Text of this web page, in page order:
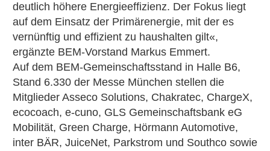
deutlich höhere Energieeffizienz. Der Fokus liegt
auf dem Einsatz der Primärenergie, mit der es
vernünftig und effizient zu haushalten gilt«,
ergänzte BEM-Vorstand Markus Emmert.
Auf dem BEM-Gemeinschaftsstand in Halle B6,
Stand 6.330 der Messe München stellen die
Mitglieder Asseco Solutions, Chakratec, ChargeX,
ecocoach, e-cuno, GLS Gemeinschaftsbank eG
Mobilität, Green Charge, Hörmann Automotive,
inter BÄR, JuiceNet, Parkstrom und Southco sowie